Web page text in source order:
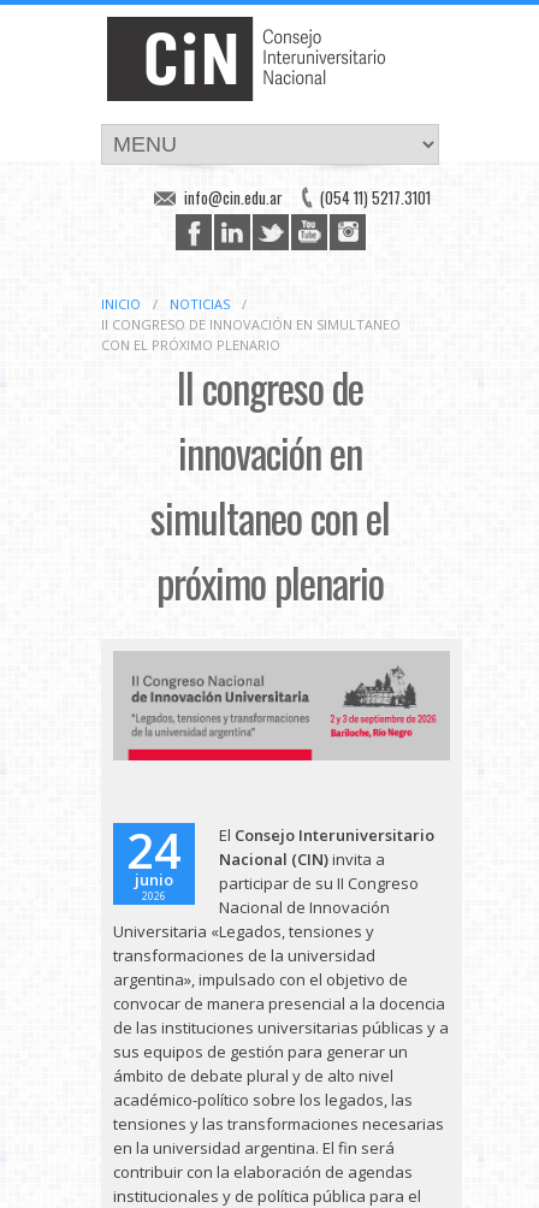
(054 11) 5217.3101
info@cin.edu.ar
INICIO / NOTICIAS
/
II CONGRESO DE INNOVACIÓN EN SIMULTANEO
CON EL PRÓXIMO PLENARIO
II congreso de
innovación en
simultaneo con el
próximo plenario
24
junio
2026
El Consejo Interuniversitario
Nacional (CIN)invita a
participar de su II Congreso
Nacional de Innovación
Universitaria «Legados, tensiones y
transformaciones de la universidad
argentina», impulsado con el objetivo de
convocar de manera presencial a la docencia
de las instituciones universitarias públicas y a
sus equipos de gestión para generar un
ámbito de debate plural y de alto nivel
académico-político sobre los legados, las
tensiones y las transformaciones necesarias
en la universidad argentina. El fin será
contribuir con la elaboración de agendas
institucionales y de política pública para el